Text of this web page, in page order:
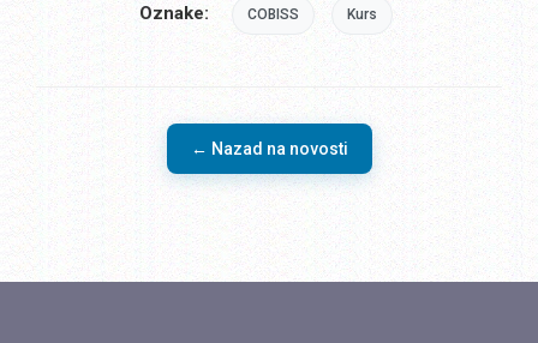
Oznake: COBISS Kurs
← Nazad na novosti